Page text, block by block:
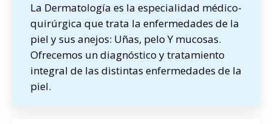
La Dermatología es la especialidad médico-
quirúrgica que trata la enfermedades de la
piel y sus anejos: Uñas, pelo Y mucosas.
Ofrecemos un diagnóstico y tratamiento
integral de las distintas enfermedades de la
piel.